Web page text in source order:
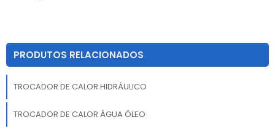
PRODUTOS RELACIONADOS
TROCADOR DE CALOR HIDRÁULICO
TROCADOR DE CALOR ÁGUA ÓLEO